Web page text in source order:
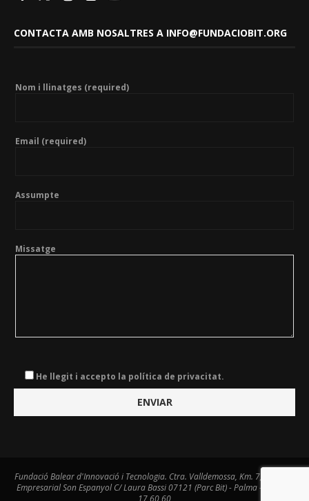
CONTACTA AMB NOSALTRES A INFO@FUNDACIOBIT.ORG
Nom i llinatges (required)
Email (required)
Assumpte
Missatge
He llegit i accepto la política de privacitat.
Fundació Balear d'Innovació i Tecnologia. Ctra. Valldemossa, Km. 7,4. Centre
Empresarial Son Espanyol C/ Laura Bassi 07121 (Parc Bit) - Palma - Tel. 971